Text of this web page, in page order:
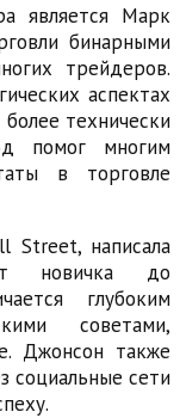
является Марк
бинарными
трейдеров.
аспектах
технически
помог многим
в торговле
Street, написала
новичка до
глубоким
советами,
Джонсон также
социальные сети